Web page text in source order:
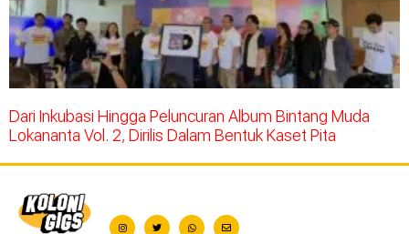
Dari Inkubasi Hingga Peluncuran Album Bintang Muda
Lokananta Vol. 2, Dirilis Dalam Bentuk Kaset Pita